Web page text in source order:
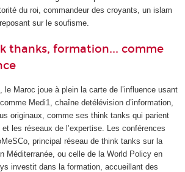
du roi, commandeur des croyants, un islam
sur le soufisme.
thanks, formation... comme
le Maroc joue à plein la carte de l’influence usant
Medi1, chaîne detélévision d’information,
originaux, comme ses think tanks qui parient
les réseaux de l’expertise. Les conférences
principal réseau de think tanks sur la
Méditerranée, ou celle de la World Policy en
investit dans la formation, accueillant des